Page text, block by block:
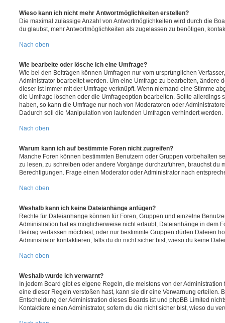
Wieso kann ich nicht mehr Antwortmöglichkeiten erstellen?
Die maximal zulässige Anzahl von Antwortmöglichkeiten wird durch die
du glaubst, mehr Antwortmöglichkeiten als zugelassen zu benötigen,
Nach oben
Wie bearbeite oder lösche ich eine Umfrage?
Wie bei den Beiträgen können Umfragen nur vom ursprünglichen
Administrator bearbeitet werden. Um eine Umfrage zu bearbeiten, ändere
dieser ist immer mit der Umfrage verknüpft. Wenn niemand eine Stimme
die Umfrage löschen oder die Umfrageoption bearbeiten. Sollte allerdings
haben, so kann die Umfrage nur noch von Moderatoren oder
Dadurch soll die Manipulation von laufenden Umfragen verhindert werden.
Nach oben
Warum kann ich auf bestimmte Foren nicht zugreifen?
Manche Foren können bestimmten Benutzern oder Gruppen vorbehalten
zu lesen, zu schreiben oder andere Vorgänge durchzuführen, brauchst du
Berechtigungen. Frage einen Moderator oder Administrator nach
Nach oben
Weshalb kann ich keine Dateianhänge anfügen?
Rechte für Dateianhänge können für Foren, Gruppen und einzelne
Administration hat es möglicherweise nicht erlaubt, Dateianhänge in dem
Beitrag verfassen möchtest, oder nur bestimmte Gruppen dürfen Dateien
Administrator kontaktieren, falls du dir nicht sicher bist, wieso du keine
Nach oben
Weshalb wurde ich verwarnt?
In jedem Board gibt es eigene Regeln, die meistens von der
eine dieser Regeln verstoßen hast, kann sie dir eine Verwarnung erteilen.
Entscheidung der Administration dieses Boards ist und phpBB Limited
Kontaktiere einen Administrator, sofern du die nicht sicher bist, wieso du